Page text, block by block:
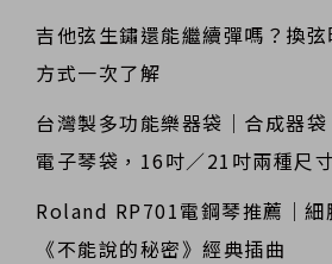
吉他弦生鏽還能繼續彈嗎？換
方式一次了解
台灣製多功能樂器袋｜合成器
電子琴袋，16吋／21吋兩種尺寸
Roland RP701電鋼琴推薦｜細
《不能說的秘密》經典插曲